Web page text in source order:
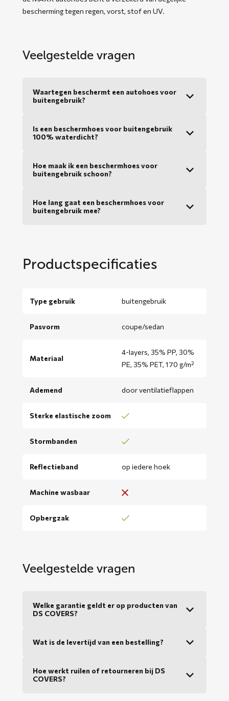
bescherming tegen regen, vorst, stof en UV.
Veelgestelde vragen
Waartegen beschermt een autohoes voor
buitengebruik?
Is een beschermhoes voor buitengebruik
100% waterdicht?
Hoe maak ik een beschermhoes voor
buitengebruik schoon?
Hoe lang gaat een beschermhoes voor
buitengebruik mee?
Productspecificaties
Type gebruik buitengebruik
Pasvorm coupe/sedan
Materiaal
4-layers, 35% PP, 30%
PE, 35% PET, 170 g/m²
Ademend door ventilatieflappen
Sterke elastische zoom
Stormbanden
Reflectieband op iedere hoek
Machine wasbaar
Opbergzak
Veelgestelde vragen
Welke garantie geldt er op producten van
DS COVERS?
Wat is de levertijd van een bestelling?
Hoe werkt ruilen of retourneren bij DS
COVERS?